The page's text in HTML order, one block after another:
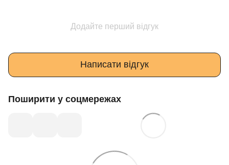
Додайте перший відгук
Написати відгук
Поширити у соцмережах